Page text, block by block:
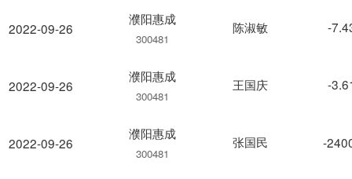
2022-09-26
2022-09-26
2022-09-26
濮阳惠成
300481
陈淑敏 -
濮阳惠成
300481
王国庆 -
濮阳惠成
300481
张国民 -